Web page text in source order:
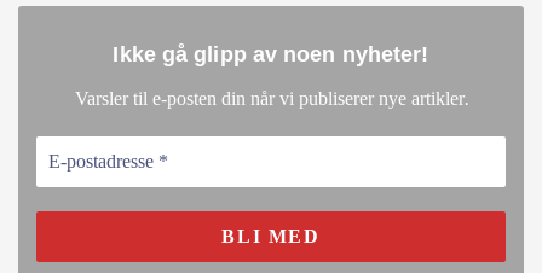
Ikke gå glipp av noen nyheter!
Varsler til e-posten din når vi publiserer nye artikler.